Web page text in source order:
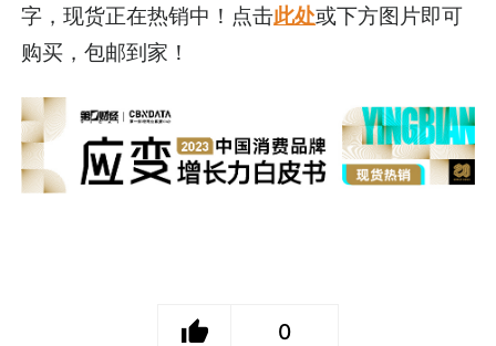
字，现货正在热销中！点击此处或下方图片即可
购买，包邮到家！
0